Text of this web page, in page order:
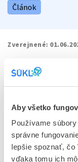
Aby všetko
Používame
správne
lepšie spoznať, čo
vďaka tomu ich
Článok
Zverejnené:
Dokumenty na
file_present
Stiahnuť